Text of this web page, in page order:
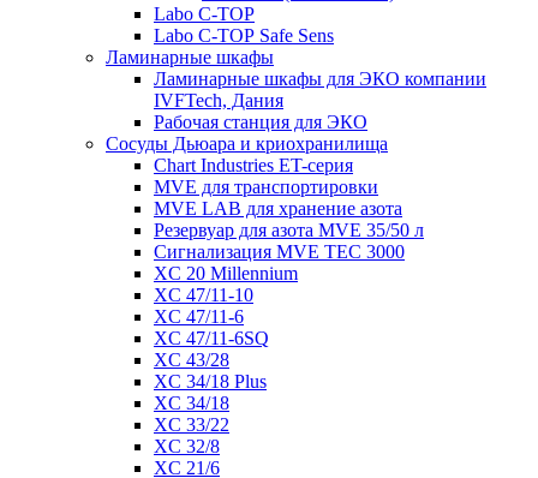
Labo С-ТОР
Labo С-ТОР Safe Sens
Ламинарные шкафы
Ламинарные шкафы для ЭКО компании
IVFTech, Дания
Рабочая станция для ЭКО
Сосуды Дьюара и криохранилища
Chart Industries ET-серия
MVE для транспортировки
MVE LAB для хранение азота
Резервуар для азота MVE 35/50 л
Сигнализация MVE TEC 3000
XC 20 Millennium
XC 47/11-10
XC 47/11-6
XC 47/11-6SQ
XC 43/28
XC 34/18 Plus
XC 34/18
XC 33/22
XC 32/8
XC 21/6